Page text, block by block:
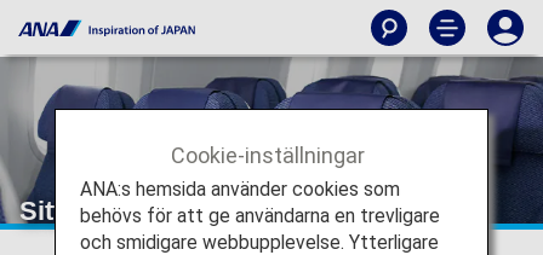
Sittplatskarta över Boeing 787-8
Cookie-inställningar
ANA:s hemsida använder cookies som
behövs för att ge användarna en trevligare
och smidigare webbupplevelse. Ytterligare